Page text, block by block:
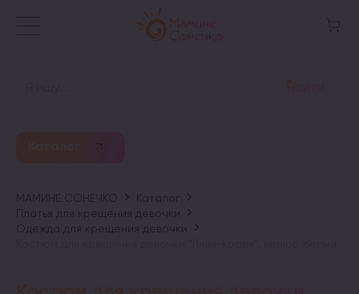
МАМИНЕ СОНЕЧКО
Каталог
Платья для крещения девочки
Одежда для крещения девочки